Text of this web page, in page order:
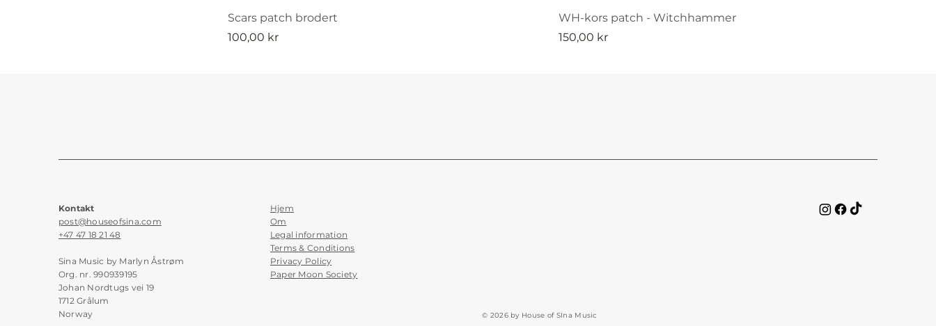
Scars patch brodert
Pris
100,00 kr
WH-kors patch - Witchhammer
Pris
150,00 kr
Kontakt
post@houseofsina.com
+47 47 18 21 48
Sina Music by Marlyn Åstrøm
Org. nr. 990939195
Johan Nordtugs vei 19
1712 Grålum
Norway
Hjem
Om
Legal information
Terms & Conditions
Privacy Policy
Paper Moon Society
© 2026 by House of SIna Music